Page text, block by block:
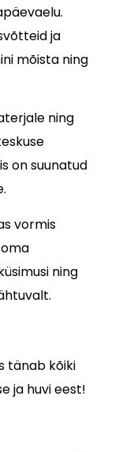
ja
mõista ning
ning
on suunatud
vormis
ning
tänab kõiki
ja huvi eest!